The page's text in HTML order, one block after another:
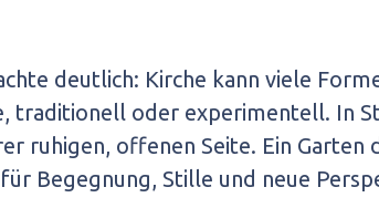
deutlich: Kirche kann viele
traditionell oder experimentell. In
ruhigen, offenen Seite. Ein
Begegnung, Stille und neue